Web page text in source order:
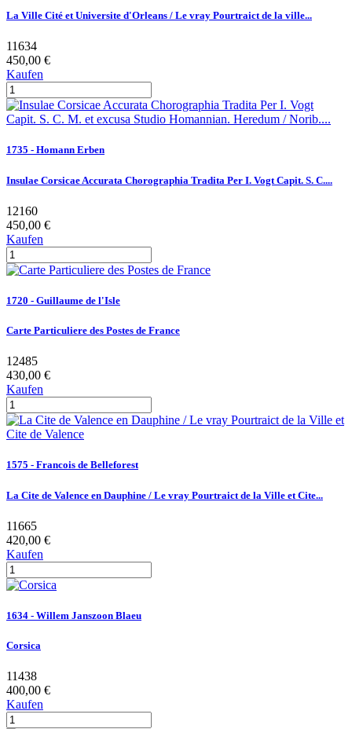
La Ville Cité et Universite d'Orleans / Le vray Pourtraict de la ville...
11634
450,00 €
Kaufen
1735 - Homann Erben
Insulae Corsicae Accurata Chorographia Tradita Per I. Vogt Capit. S. C....
12160
450,00 €
Kaufen
1720 - Guillaume de l'Isle
Carte Particuliere des Postes de France
12485
430,00 €
Kaufen
1575 - Francois de Belleforest
La Cite de Valence en Dauphine / Le vray Pourtraict de la Ville et Cite...
11665
420,00 €
Kaufen
1634 - Willem Janszoon Blaeu
Corsica
11438
400,00 €
Kaufen